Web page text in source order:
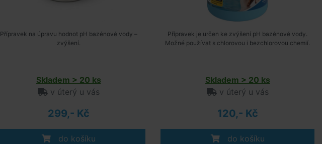
Přípravek na úpravu hodnot pH bazénové vody –
zvýšení.
Skladem > 20 ks
v úterý u vás
299,- Kč
do košíku
Přípravek je určen ke zvýšení pH bazénové vody.
Možné používat s chlorovou i bezchlorovou chemií.
Skladem > 20 ks
v úterý u vás
120,- Kč
do košíku